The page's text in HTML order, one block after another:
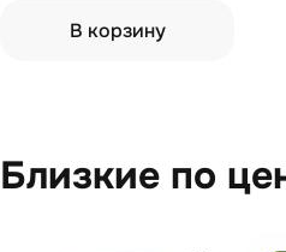
восстановления волос 500 мл
В корзину
Близкие по